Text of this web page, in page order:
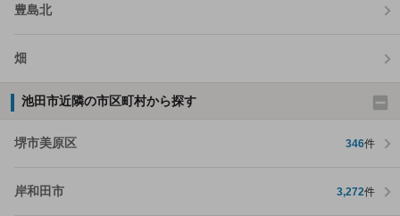
豊島北
畑
池田市近隣の市区町村から探す
堺市美原区 346件
岸和田市 3,272件